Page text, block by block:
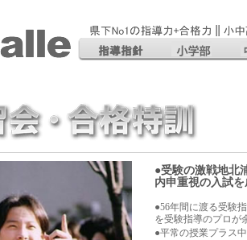
●受験の激戦地北
内申重視の入試
●56年間に渡る受験
を受験指導のプロが
●平常の授業プラス